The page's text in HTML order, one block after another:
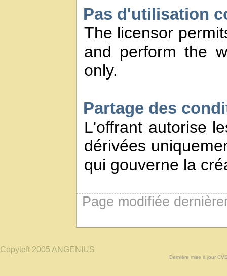
Pas d'utilisation
The licensor
and perform the
only.
Partage des
L'offrant autorise
dérivées
qui gouverne la
Page modifiée
Copyleft 2005 ANGENIUS
Dernière mise à jour